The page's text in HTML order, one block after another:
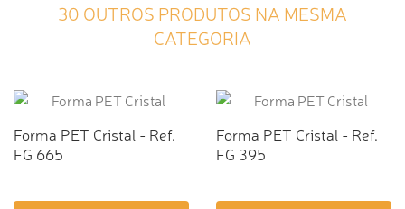
30 OUTROS PRODUTOS NA MESMA
CATEGORIA
Forma PET Cristal - Ref.
FG 665
Forma PET Cristal - Ref.
FG 395